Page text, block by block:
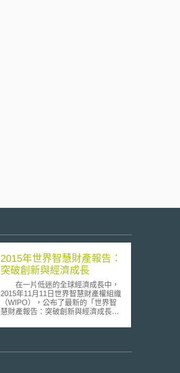
2015年世界智慧財產報告：
突破創新與經濟成長
在一片低迷的全球經濟成長中，
2015年11月11日世界智慧財產權組織
（WIPO），公布了最新的「世界智
慧財產報告：突破創新與經濟成長（
Breakthrough Innovation and